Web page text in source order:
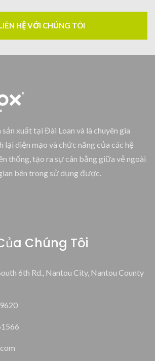
HỆ VỚI CHÚNG TÔI
xuất tại Đài Loan và là chuyên gia
lại diện mạo và chức năng của các hệ
thống, tạo ra sự cân bằng giữa vẻ ngoài
bên trong sử dụng được.
Chúng Tôi
6th Rd., Nantou City, Nantou County